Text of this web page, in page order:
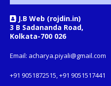
J.B Web (rojdin.in)
3 B Sadananda Road,
Kolkata-700 026
Email: acharya.piyali@gmail.com
+91 9051872515, +91 9051517441